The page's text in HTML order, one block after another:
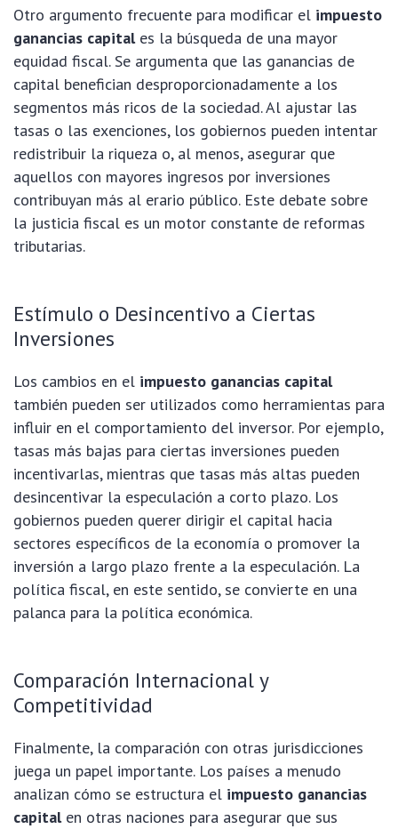
Otro argumento frecuente para modificar el impuesto
ganancias capitales la búsqueda de una mayor
equidad fiscal. Se argumenta que las ganancias de
capital benefician desproporcionadamente a los
segmentos más ricos de la sociedad. Al ajustar las
tasas o las exenciones, los gobiernos pueden intentar
redistribuir la riqueza o, al menos, asegurar que
aquellos con mayores ingresos por inversiones
contribuyan más al erario público. Este debate sobre
la justicia fiscal es un motor constante de reformas
tributarias.
Estímulo o Desincentivo a Ciertas
Inversiones
Los cambios en el impuesto ganancias capital
también pueden ser utilizados como herramientas para
influir en el comportamiento del inversor. Por ejemplo,
tasas más bajas para ciertas inversiones pueden
incentivarlas, mientras que tasas más altas pueden
desincentivar la especulación a corto plazo. Los
gobiernos pueden querer dirigir el capital hacia
sectores específicos de la economía o promover la
inversión a largo plazo frente a la especulación. La
política fiscal, en este sentido, se convierte en una
palanca para la política económica.
Comparación Internacional y
Competitividad
Finalmente, la comparación con otras jurisdicciones
juega un papel importante. Los países a menudo
analizan cómo se estructura el impuesto ganancias
capitalen otras naciones para asegurar que sus